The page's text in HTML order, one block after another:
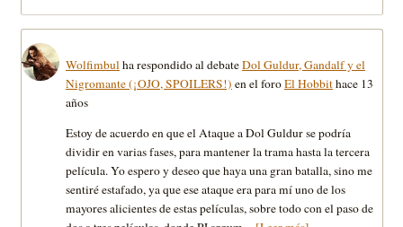
Wolfimbulha respondido al debateDol Guldur, Gandalf y el
Nigromante (¡OJO, SPOILERS!) en el foroEl Hobbithace 13
años
Estoy de acuerdo en que el Ataque a Dol Guldur se podría
dividir en varias fases, para mantener la trama hasta la tercera
película. Yo espero y deseo que haya una gran batalla, sino me
sentiré estafado, ya que ese ataque era para mí uno de los
mayores alicientes de estas películas, sobre todo con el paso de